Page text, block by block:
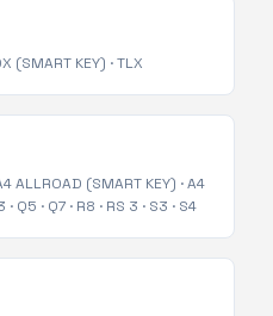
(SMART KEY) ·TLX
ALLROAD (SMART KEY) ·A4
· Q5 · Q7 · R8 · RS 3 · S3 · S4